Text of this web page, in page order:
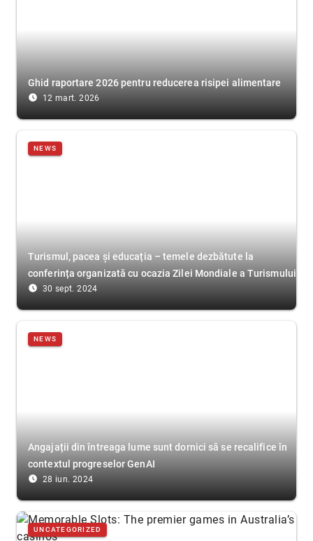
Ghid raportare 2026 pentru reducerea risipei alimentare
access_time_filled 12 mart. 2026
NEWS
Turismul, pacea și educația – temele dezbătute la
conferința organizată cu ocazia Zilei Mondiale a Turismului
access_time_filled 30 sept. 2024
NEWS
Angajații din întreaga lume sunt dornici să se recalifice în
contextul progreselor GenAI
access_time_filled 28 iun. 2024
UNCATEGORIZED